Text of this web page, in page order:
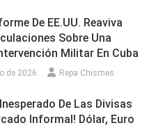
De EE.UU. Reaviva
Sobre Una
Militar En Cuba
de 2026 Repa Chismes
De Las Divisas
Informal! Dólar, Euro